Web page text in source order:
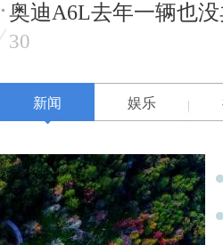
奥迪A6L去年一辆也
30
新闻 娱乐